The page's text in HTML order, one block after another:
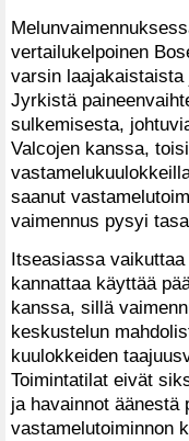
vertailukelpoinen
varsin
Jyrkistä
sulkemisesta,
Valcojen kanssa,
saanut
vaimennus pysyi
Itseasiassa
kannattaa käyttää
kanssa, sillä
keskustelun
kuulokkeiden
Toimintatilat eivät
ja havainnot
vastamelutoiminnon